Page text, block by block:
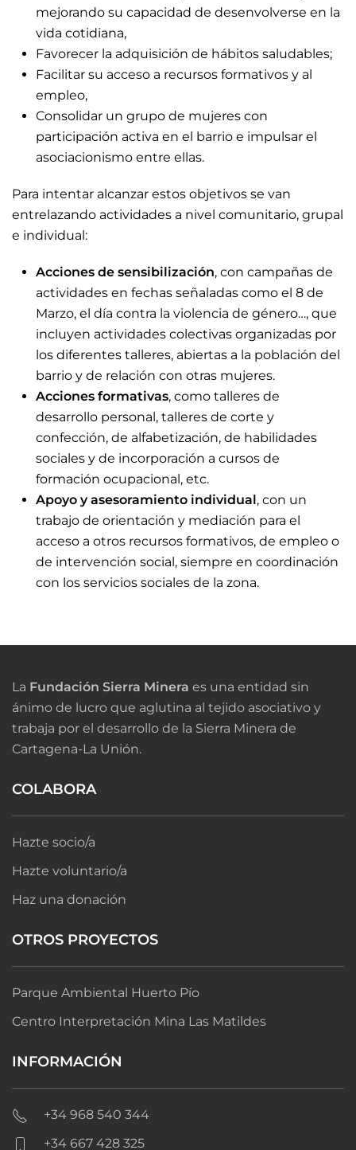
mejorando su capacidad de desenvolverse en la
vida cotidiana,
Favorecer la adquisición de hábitos saludables;
Facilitar su acceso a recursos formativos y al
empleo,
Consolidar un grupo de mujeres con
participación activa en el barrio e impulsar el
asociacionismo entre ellas.
Para intentar alcanzar estos objetivos se van
entrelazando actividades a nivel comunitario, grupal
e individual:
Acciones de sensibilización, con campañas de
actividades en fechas señaladas como el 8 de
Marzo, el día contra la violencia de género…, que
incluyen actividades colectivas organizadas por
los diferentes talleres, abiertas a la población del
barrio y de relación con otras mujeres.
Acciones formativas, como talleres de
desarrollo personal, talleres de corte y
confección, de alfabetización, de habilidades
sociales y de incorporación a cursos de
formación ocupacional, etc.
Apoyo y asesoramiento individual, con un
trabajo de orientación y mediación para el
acceso a otros recursos formativos, de empleo o
de intervención social, siempre en coordinación
con los servicios sociales de la zona.
La Fundación Sierra Minera es una entidad sin
ánimo de lucro que aglutina al tejido asociativo y
trabaja por el desarrollo de la Sierra Minera de
Cartagena-La Unión.
COLABORA
Hazte socio/a
Hazte voluntario/a
Haz una donación
OTROS PROYECTOS
Parque Ambiental Huerto Pío
Centro Interpretación Mina Las Matildes
INFORMACIÓN
+34 968 540 344
+34 667 428 325